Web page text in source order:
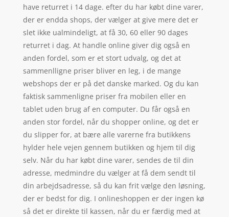
have returret i 14 dage. efter du har købt dine varer,
der er endda shops, der vælger at give mere det er
slet ikke ualmindeligt, at få 30, 60 eller 90 dages
returret i dag. At handle online giver dig også en
anden fordel, som er et stort udvalg, og det at
sammenlligne priser bliver en leg, i de mange
webshops der er på det danske marked. Og du kan
faktisk sammenligne priser fra mobilen eller en
tablet uden brug af en computer. Du får også en
anden stor fordel, når du shopper online, og det er
du slipper for, at bære alle varerne fra butikkens
hylder hele vejen gennem butikken og hjem til dig
selv. Når du har købt dine varer, sendes de til din
adresse, medmindre du vælger at få dem sendt til
din arbejdsadresse, så du kan frit vælge den løsning,
der er bedst for dig. I onlineshoppen er der ingen kø
så det er direkte til kassen, når du er færdig med at